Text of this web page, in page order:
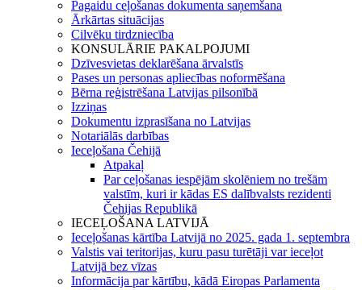
Pagaidu ceļošanas dokumenta saņemšana
Ārkārtas situācijas
Cilvēku tirdzniecība
KONSULĀRIE PAKALPOJUMI
Dzīvesvietas deklarēšana ārvalstīs
Pases un personas apliecības noformēšana
Bērna reģistrēšana Latvijas pilsonībā
Izziņas
Dokumentu izprasīšana no Latvijas
Notariālās darbības
Ieceļošana Čehijā
Atpakaļ
Par ceļošanas iespējām skolēniem no trešām
valstīm, kuri ir kādas ES dalībvalsts rezidenti
Čehijas Republikā
IECEĻOŠANA LATVIJĀ
Ieceļošanas kārtība Latvijā no 2025. gada 1. septembra
Valstis vai teritorijas, kuru pasu turētāji var ieceļot
Latvijā bez vīzas
Informācija par kārtību, kādā Eiropas Parlamenta